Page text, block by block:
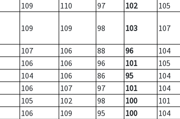
109 110 97 102 105
109 109 98 103 107
107 106 88 96
104
106 106 96 101
105
104 106 86 95
104
106 107 97 101
104
105 102 98 100
101
106 109 95 100 104